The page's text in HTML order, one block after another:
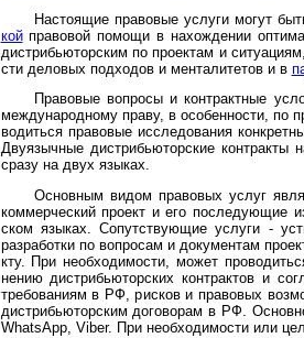
Настоящие правовые услуги могут
койпра­во­вой по­мощи в на­хо­ж­де­нии
дист­рибь­ю­тор­ским по про­е­к­там и
сти дело­вых под­хо­дов и мен­та­ли­те­тов и в
Право­вые воп­росы и конт­ракт­ные
между­народ­ному праву, в осо­бен­но­сти, по
во­ди­ться пра­во­вые иссле­до­ва­ния
Дву­языч­ные дистри­бью­тор­ские конт­ракты
сразу на двух языках.
Основным видом правовых услуг
ком­мер­чес­кий проект и его после­дую­щие
ском язы­ках. Сопут­ст­вую­щие услуги -
разра­ботки по воп­ро­сам и доку­мен­там
кту. При необхо­ди­мости, может
нению дистри­бью­тор­ских конт­рак­тов и
требо­ва­ниям в РФ, рис­ков и пра­во­вых
дис­т­рибь­ю­тор­ским дого­во­рам в РФ.
Whats­App, Viber. При необ­хо­ди­мо­сти или